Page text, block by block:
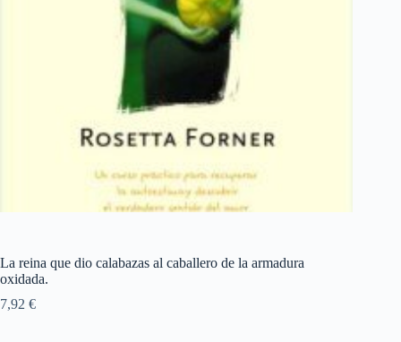
La reina que dio calabazas al caballero de la armadura
oxidada.
7,92 €